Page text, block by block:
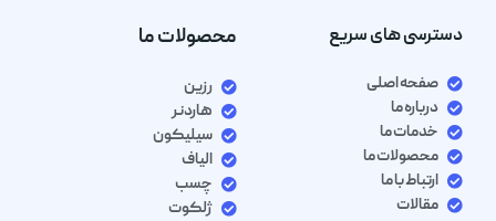
دسترسی های سریع
صفحه اصلی
درباره ما
خدمات ما
محصولات ما
ارتباط با ما
مقالات
محصولات ما
رزین
هاردنر
سیلیکون
الیاف
چسب
ژلکوت